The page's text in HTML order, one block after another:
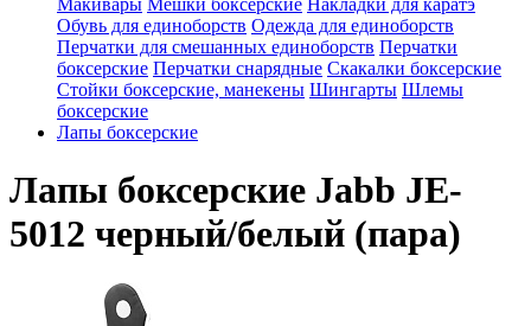
Обувь для единоборств Одежда для единоборств
Перчатки для смешанных единоборств Перчатки
боксерские Перчатки снарядные Скакалки боксерские
Стойки боксерские, манекены Шингарты Шлемы
боксерские
Лапы боксерские
Лапы боксерские Jabb JE-
5012 черный/белый (пара)